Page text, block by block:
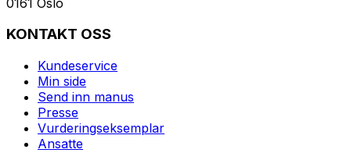
KONTAKT OSS
Kundeservice
Min side
Send inn manus
Presse
Vurderingseksemplar
Ansatte